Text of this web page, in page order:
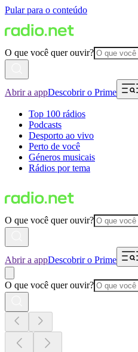
Pular para o conteúdo
O que você quer ouvir?
Abrir a appDescobrir o Prime
Top 100 rádios
Podcasts
Desporto ao vivo
Perto de você
Géneros musicais
Rádios por tema
O que você quer ouvir?
Abrir a appDescobrir o Prime
O que você quer ouvir?